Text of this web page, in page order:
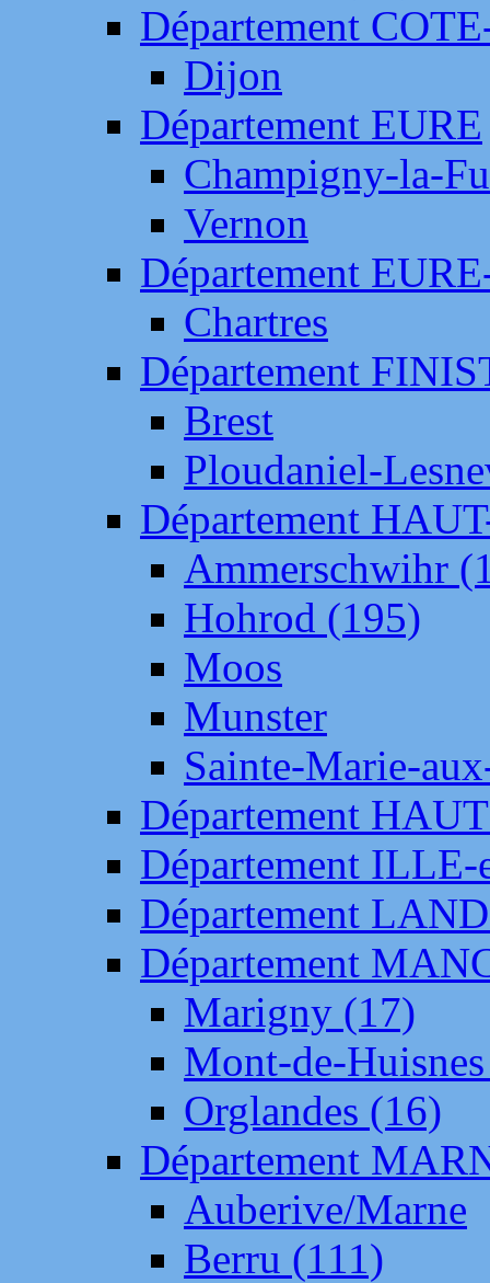
Département
Dijon
Département EURE
Champigny-la-
Vernon
Département
Chartres
Département
Brest
Ploudaniel-
Département
Ammerschwihr
Hohrod (195)
Moos
Munster
Sainte-Marie-
Département
Département
Département
Département
Marigny (17)
Mont-de-
Orglandes (16)
Département
Auberive/Marne
Berru (111)